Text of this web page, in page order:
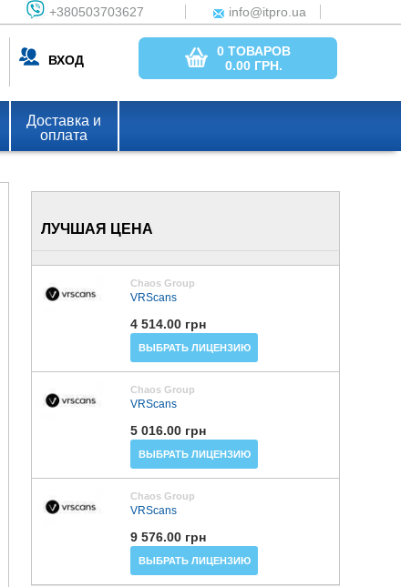
+380503703627 info@itpro.ua
ВХОД
0 ТОВАРОВ
0.00 ГРН.
Доставка и
оплата
ЛУЧШАЯ ЦЕНА
Chaos Group
VRScans
4 514.00 грн
ВЫБРАТЬ ЛИЦЕНЗИЮ
Chaos Group
VRScans
5 016.00 грн
ВЫБРАТЬ ЛИЦЕНЗИЮ
Chaos Group
VRScans
9 576.00 грн
ВЫБРАТЬ ЛИЦЕНЗИЮ